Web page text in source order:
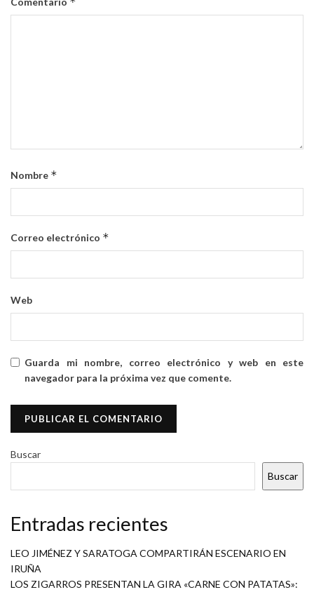
Nombre *
Correo electrónico *
Web
Guarda mi nombre, correo electrónico y web en este
navegador para la próxima vez que comente.
Buscar
Buscar
Entradas recientes
LEO JIMÉNEZ Y SARATOGA COMPARTIRÁN ESCENARIO EN
IRUÑA
LOS ZIGARROS PRESENTAN LA GIRA «CARNE CON PATATAS»: